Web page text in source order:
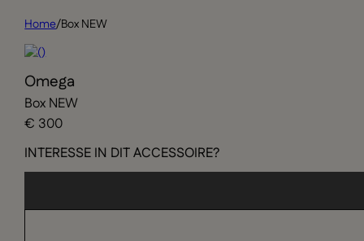
Home/Box NEW
Omega
Box NEW
€ 300
INTERESSE IN DIT ACCESSOIRE?